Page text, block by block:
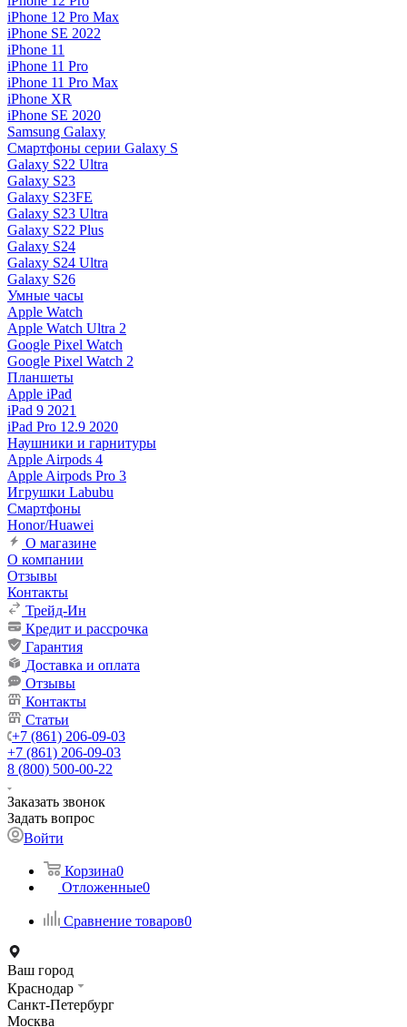
iPhone 12 Pro Max
iPhone SE 2022
iPhone 11
iPhone 11 Pro
iPhone 11 Pro Max
iPhone XR
iPhone SE 2020
Samsung Galaxy
Смартфоны серии Galaxy S
Galaxy S22 Ultra
Galaxy S23
Galaxy S23FE
Galaxy S23 Ultra
Galaxy S22 Plus
Galaxy S24
Galaxy S24 Ultra
Galaxy S26
Умные часы
Apple Watch
Apple Watch Ultra 2
Google Pixel Watch
Google Pixel Watch 2
Планшеты
Apple iPad
iPad 9 2021
iPad Pro 12.9 2020
Наушники и гарнитуры
Apple Airpods 4
Apple Airpods Pro 3
Игрушки Labubu
Смартфоны
Honor/Huawei
О магазине
О компании
Отзывы
Контакты
Трейд-Ин
Кредит и рассрочка
Гарантия
Доставка и оплата
Отзывы
Контакты
Статьи
+7 (861) 206-09-03
+7 (861) 206-09-03
8 (800) 500-00-22
Заказать звонок
Задать вопрос
Войти
Корзина0
Отложенные0
Сравнение товаров0
Ваш город
Краснодар
Санкт-Петербург
Москва